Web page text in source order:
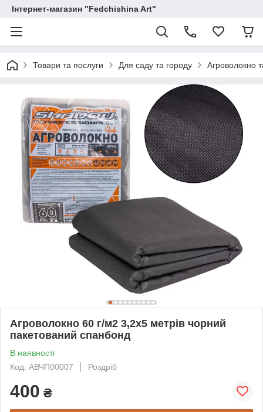
Інтернет-магазин "Fedchishina Art"
Товари та послуги Для саду та городу Агроволокно
Агроволокно 60 г/м2 3,2х5 метрів чорний
пакетований спанбонд
В наявності
Код: АВЧП00007
Роздріб
400 ₴